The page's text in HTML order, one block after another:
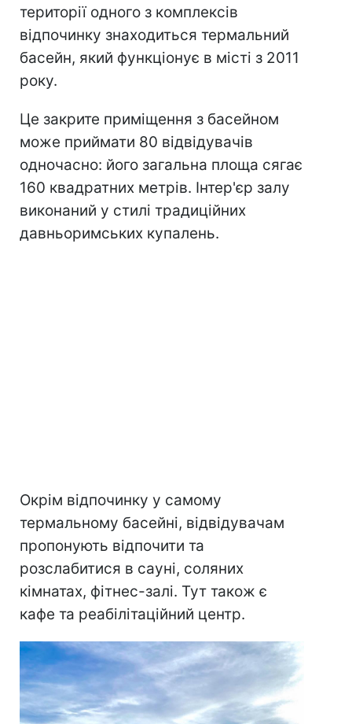
території одного з комплексів
відпочинку знаходиться термальний
басейн, який функціонує в місті з 2011
року.
Це закрите приміщення з басейном
може приймати 80 відвідувачів
одночасно: його загальна площа сягає
160 квадратних метрів. Інтер'єр залу
виконаний у стилі традиційних
давньоримських купалень.
Окрім відпочинку у самому
термальному басейні, відвідувачам
пропонують відпочити та
розслабитися в сауні, соляних
кімнатах, фітнес-залі. Тут також є
кафе та реабілітаційний центр.